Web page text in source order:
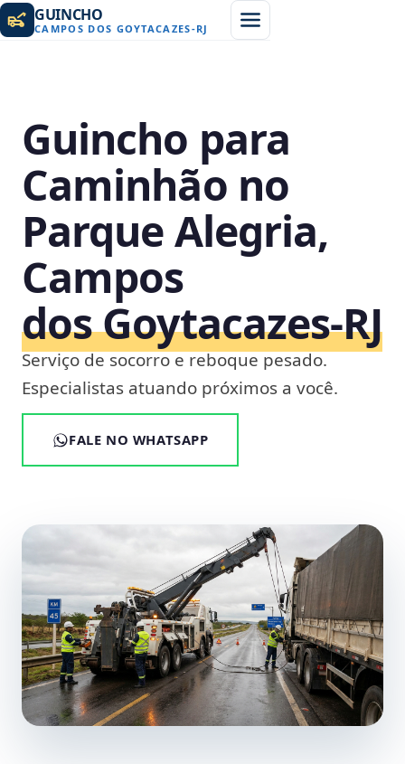
GUINCHO
CAMPOS DOS GOYTACAZES-RJ
Guincho para
Caminhão no
Parque Alegria,
Campos
dos Goytacazes‑RJ
Serviço de socorro e reboque pesado.
Especialistas atuando próximos a você.
FALE NO WHATSAPP